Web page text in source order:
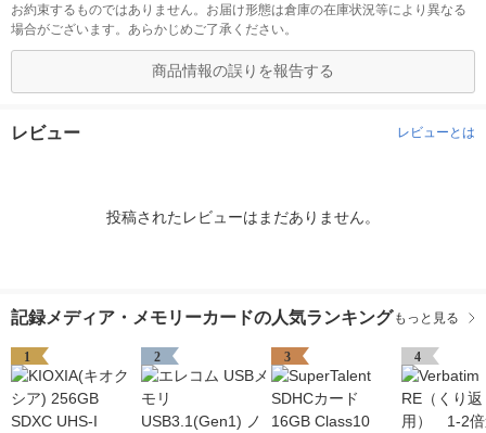
お約束するものではありません。お届け形態は倉庫の在庫状況等により異なる
場合がございます。あらかじめご了承ください。
商品情報の誤りを報告する
レビュー レビューとは
投稿されたレビューはまだありません。
記録メディア・メモリーカードの人気ランキング もっと見る
1 2 3 4